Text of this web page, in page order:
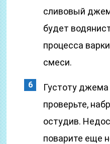
сливовый
будет
процесса
смеси.
Густоту джема
проверьте,
остудив.
поварите еще